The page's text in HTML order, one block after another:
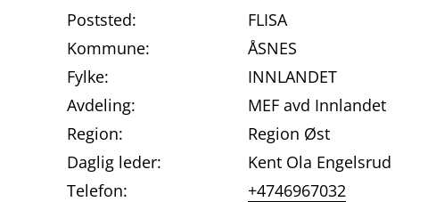
Poststed:
FLISA
Kommune:
ÅSNES
Fylke:
INNLANDET
Avdeling:
MEF avd Innlandet
Region:
Region Øst
Daglig leder:
Kent Ola Engelsrud
Telefon:
+4746967032